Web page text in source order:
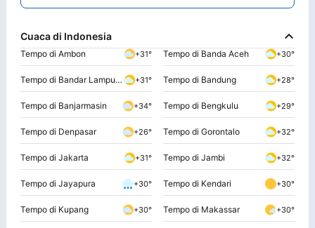
Cuaca di Indonesia
Tempo di Ambon +31° Tempo di Banda Aceh +30°
Tempo di Bandar Lampung +31° Tempo di Bandung +28°
Tempo di Banjarmasin +34° Tempo di Bengkulu +29°
Tempo di Denpasar +26° Tempo di Gorontalo +32°
Tempo di Jakarta +31° Tempo di Jambi +32°
Tempo di Jayapura +30° Tempo di Kendari +30°
Tempo di Kupang +30° Tempo di Makassar +30°